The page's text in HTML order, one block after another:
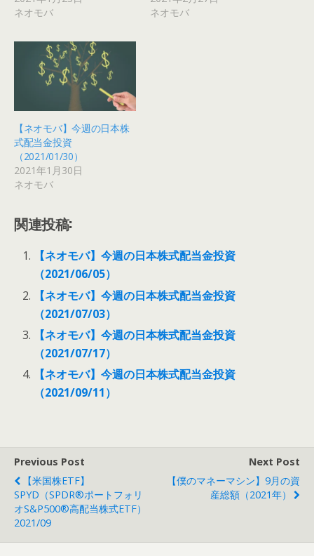
ネオモバ
ネオモバ
【ネオモバ】今週の日本株
式配当金投資
（2021/01/30）
2021年1月30日
ネオモバ
関連投稿:
【ネオモバ】今週の日本株式配当金投資
（2021/06/05）
【ネオモバ】今週の日本株式配当金投資
（2021/07/03）
【ネオモバ】今週の日本株式配当金投資
（2021/07/17）
【ネオモバ】今週の日本株式配当金投資
（2021/09/11）
Previous Post
【米国株ETF】
SPYD（SPDR®ポートフォリ
オS&P500®高配当株式ETF）
2021/09
Next Post
【僕のマネーマシン】9月の資
産総額（2021年）